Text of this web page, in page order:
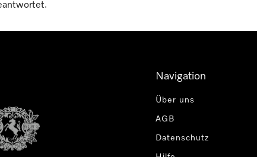
Navigation
Über uns
AGB
Datenschutz